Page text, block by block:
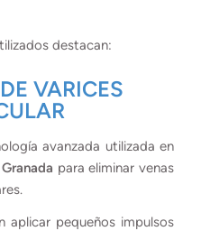
destacan:
VARICES
avanzada utilizada en
para eliminar venas
aplicar pequeños impulsos